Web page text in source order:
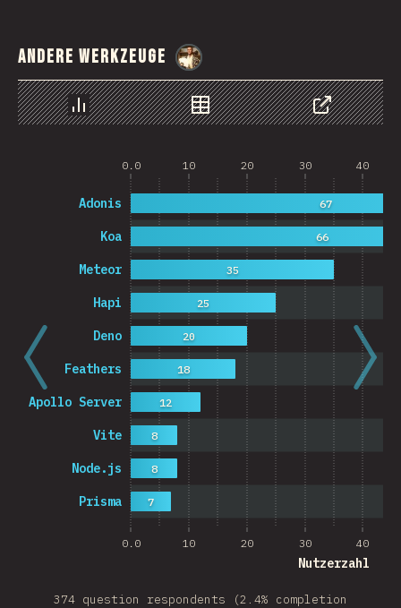
Andere Werkzeuge
Chart Data Share
0.0 10 20 30 40
0.0 10 20 30 40
Nutzerzahl
Prisma
Node.js
Vite
Apollo Server
Feathers
Deno
Hapi
Meteor
Koa
Adonis
7
8
8
12
18
20
25
35
66
67
374 question respondents (2.4% completion